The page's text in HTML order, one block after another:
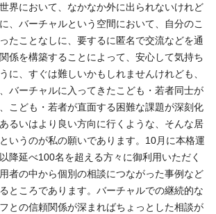
界において、なかなか外に出られないけれど
、バーチャルという空間において、自分のこ
たことなしに、要するに匿名で交流などを通
係を構築することによって、安心して気持ち
に、すぐは難しいかもしれませんけれども、
バーチャルに入ってきたこども・若者同士が
こども・若者が直面する困難な課題が深刻化
るいはより良い方向に行くような、そんな居
いうのが私の願いであります。10月に本格運
降延べ100名を超える方々に御利用いただく
者の中から個別の相談につながった事例など
ところであります。バーチャルでの継続的な
との信頼関係が深まればちょっとした相談が